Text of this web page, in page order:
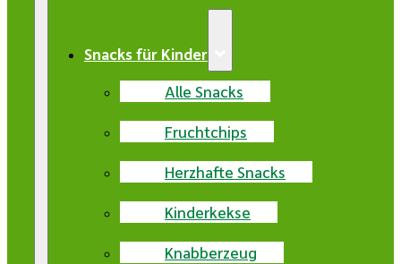
Snacks für Kinder
Alle Snacks
Fruchtchips
Herzhafte Snacks
Kinderkekse
Knabberzeug